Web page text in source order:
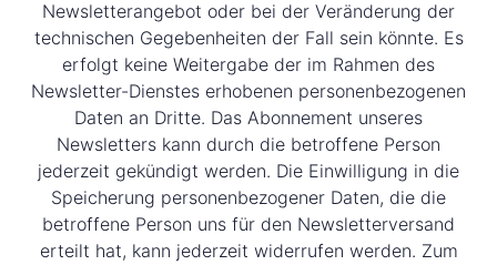
Newsletterangebot oder bei der Veränderung der
technischen Gegebenheiten der Fall sein könnte. Es
erfolgt keine Weitergabe der im Rahmen des
Newsletter-Dienstes erhobenen personenbezogenen
Daten an Dritte. Das Abonnement unseres
Newsletters kann durch die betroffene Person
jederzeit gekündigt werden. Die Einwilligung in die
Speicherung personenbezogener Daten, die die
betroffene Person uns für den Newsletterversand
erteilt hat, kann jederzeit widerrufen werden. Zum